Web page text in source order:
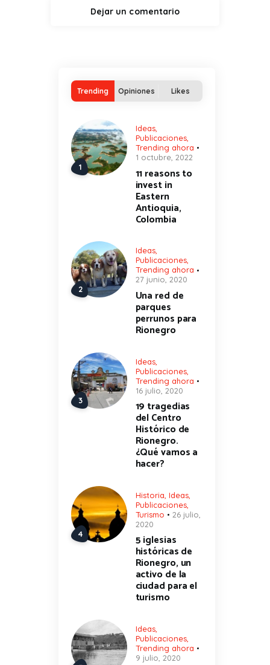
Trending Opiniones Likes
Ideas,
Publicaciones,
Trending ahora
1 octubre, 2022
11 reasons to
invest in
Eastern
Antioquia,
Colombia
Ideas,
Publicaciones,
Trending ahora
27 junio, 2020
Una red de
parques
perrunos para
Rionegro
Ideas,
Publicaciones,
Trending ahora
16 julio, 2020
19 tragedias
del Centro
Histórico de
Rionegro.
¿Qué vamos a
hacer?
Historia Ideas,
Publicaciones,
Turismo
26 julio,
2020
5 iglesias
históricas de
Rionegro, un
activo de la
ciudad para el
turismo
Ideas,
Publicaciones,
Trending ahora
9 julio, 2020